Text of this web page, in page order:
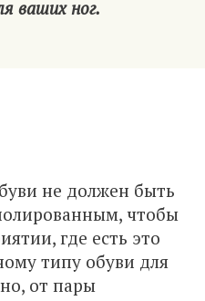
ваших ног.
не должен быть
чтобы
где есть это
типу обуви для
от пары